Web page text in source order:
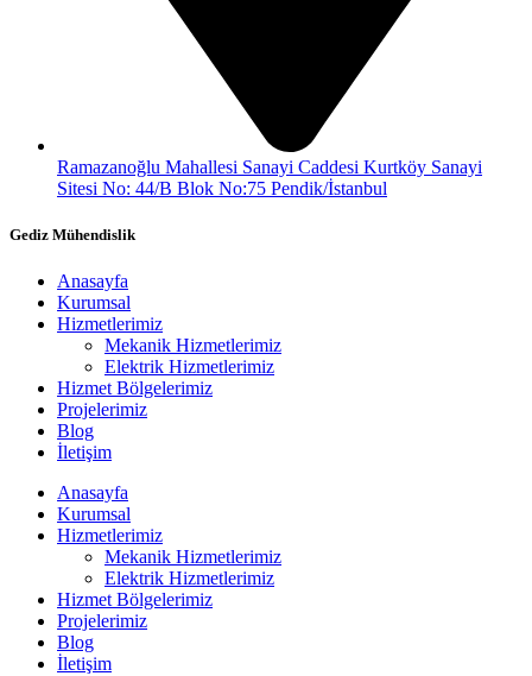
Ramazanoğlu Mahallesi Sanayi Caddesi Kurtköy Sanayi
Sitesi No: 44/B Blok No:75 Pendik/İstanbul
Gediz Mühendislik
Anasayfa
Kurumsal
Hizmetlerimiz
Mekanik Hizmetlerimiz
Elektrik Hizmetlerimiz
Hizmet Bölgelerimiz
Projelerimiz
Blog
İletişim
Anasayfa
Kurumsal
Hizmetlerimiz
Mekanik Hizmetlerimiz
Elektrik Hizmetlerimiz
Hizmet Bölgelerimiz
Projelerimiz
Blog
İletişim